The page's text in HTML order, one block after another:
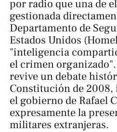
por radio que una de
gestionada
Departamento de
Estados Unidos
"inteligencia
el crimen
revive un debate
Constitución de
el gobierno de Rafael
expresamente la
militares extranjeras.